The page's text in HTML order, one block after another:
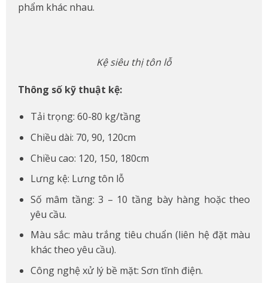
phẩm khác nhau.
Kệ siêu thị tôn lỗ
Thông số kỹ thuật kệ:
Tải trọng: 60-80 kg/tầng
Chiều dài: 70, 90, 120cm
Chiều cao: 120, 150, 180cm
Lưng kệ: Lưng tôn lỗ
Số mâm tầng: 3 – 10 tầng bày hàng hoặc theo
yêu cầu.
Màu sắc: màu trắng tiêu chuẩn (liên hệ đặt màu
khác theo yêu cầu).
Công nghệ xử lý bề mặt: Sơn tĩnh điện.